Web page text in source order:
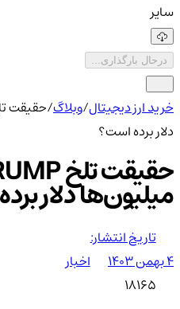
سایر
درحال بارگذاری...
خرید ارز دیجیتال/وبلاگ/
دلار برده است؟
میلیون‌ها دلار
تاریخ انتشار:
۴ بهمن ۱۴۰۳
اخبار
18165